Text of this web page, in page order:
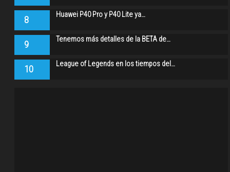
8 Huawei P40 Pro y P40 Lite ya…
9 Tenemos más detalles de la BETA de…
10 League of Legends en los tiempos del…